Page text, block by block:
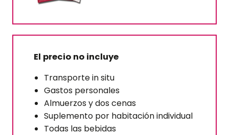
El precio no incluye
Transporte in situ
Gastos personales
Almuerzos y dos cenas
Suplemento por habitación individual
Todas las bebidas